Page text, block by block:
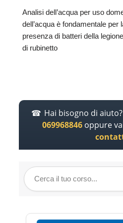
Analisi dell’acqua per uso
dell’acqua è fondamentale per
presenza di batteri della
di rubinetto
Hai bisogno di
069968846 oppure